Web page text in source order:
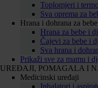
Toplomjeri i
Sva oprema za
Hrana i dohrana za bebe
Hrana za bebe i
Čajevi za bebe i
Sva hrana i
Prikaži sve za mamu i
UREĐAJI, POMAGALA I
Medicinski uređaji
Inhalatori i